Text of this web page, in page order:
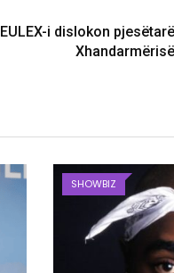
EULEX-i dislokon
SHOWBIZ